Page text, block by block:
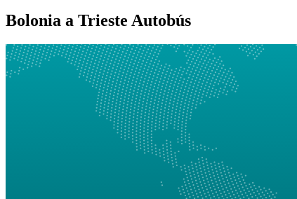
Bolonia a Trieste Autobús